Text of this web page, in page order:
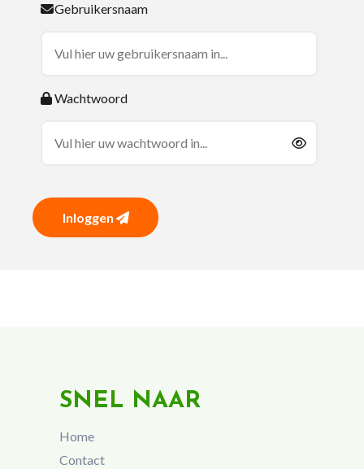
Gebruikersnaam
Wachtwoord
Inloggen
SNEL NAAR
Home
Contact